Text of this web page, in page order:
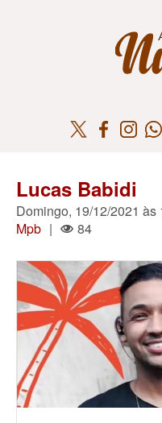
Lucas Babidi
Domingo, 19/12/2021 às
Mpb | 84